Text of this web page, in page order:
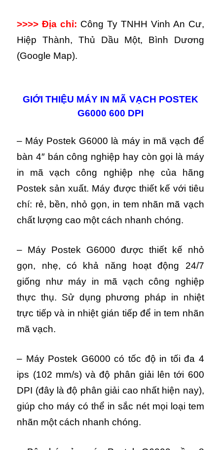
>>>> Địa chỉ: Công Ty TNHH Vinh An Cư,
Hiệp Thành, Thủ Dầu Một, Bình Dương
(Google Map).
GIỚI THIỆU MÁY IN MÃ VẠCH POSTEK
G6000 600 DPI
– Máy Postek G6000 là máy in mã vạch để
bàn 4″ bán công nghiệp hay còn gọi là máy
in mã vạch công nghiệp nhẹ của hãng
Postek sản xuất. Máy được thiết kế với tiêu
chí: rẻ, bền, nhỏ gọn, in tem nhãn mã vạch
chất lượng cao một cách nhanh chóng.
– Máy Postek G6000 được thiết kế nhỏ
gọn, nhẹ, có khả năng hoạt động 24/7
giống như máy in mã vạch công nghiệp
thực thụ. Sử dụng phương pháp in nhiệt
trực tiếp và in nhiệt gián tiếp để in tem nhãn
mã vạch.
– Máy Postek G6000 có tốc độ in tối đa 4
ips (102 mm/s) và độ phân giải lên tới 600
DPI (đây là độ phân giải cao nhất hiện nay),
giúp cho máy có thể in sắc nét mọi loại tem
nhãn một cách nhanh chóng.